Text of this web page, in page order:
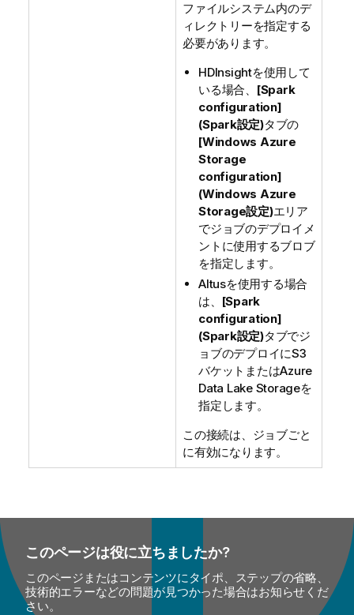
ファイルシステム内のデ
ィレクトリーを指定する
必要があります。
HDInsightを使用して
いる場合、 [Spark
configuration]
(Spark設定)タブの
[Windows Azure
Storage
configuration]
(Windows Azure
Storage設定)エリア
でジョブのデプロイメ
ントに使用するブロブ
を指定します。
Altusを使用する場合
は、 [Spark
configuration]
(Spark設定)タブでジ
ョブのデプロイにS3
バケットまたはAzure
Data Lake Storageを
指定します。
この接続は、ジョブごと
に有効になります。
このページは役に立ちましたか?
このページまたはコンテンツにタイポ、ステップの省略、
技術的エラーなどの問題が見つかった場合はお知らせくだ
さい。